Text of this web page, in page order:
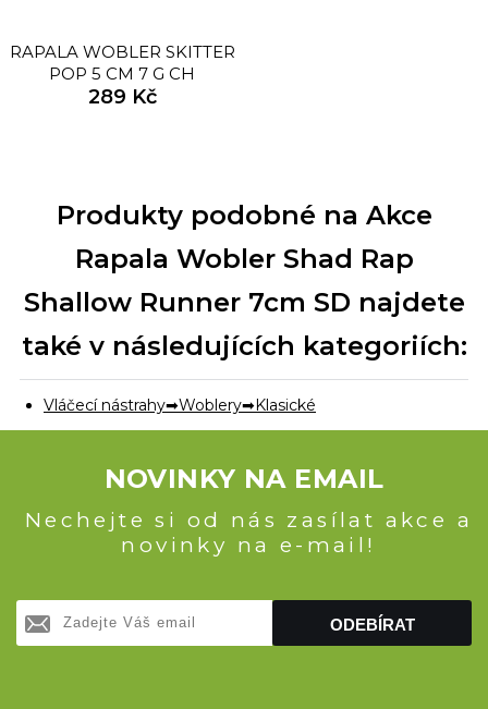
RAPALA WOBLER SKITTER
POP 5 CM 7 G CH
289 Kč
Produkty podobné na Akce
Rapala Wobler Shad Rap
Shallow Runner 7cm SD najdete
také v následujících kategoriích:
Vláčecí nástrahy Woblery Klasické
NOVINKY NA EMAIL
Nechejte si od nás zasílat akce a
novinky na e-mail!
ODEBÍRAT